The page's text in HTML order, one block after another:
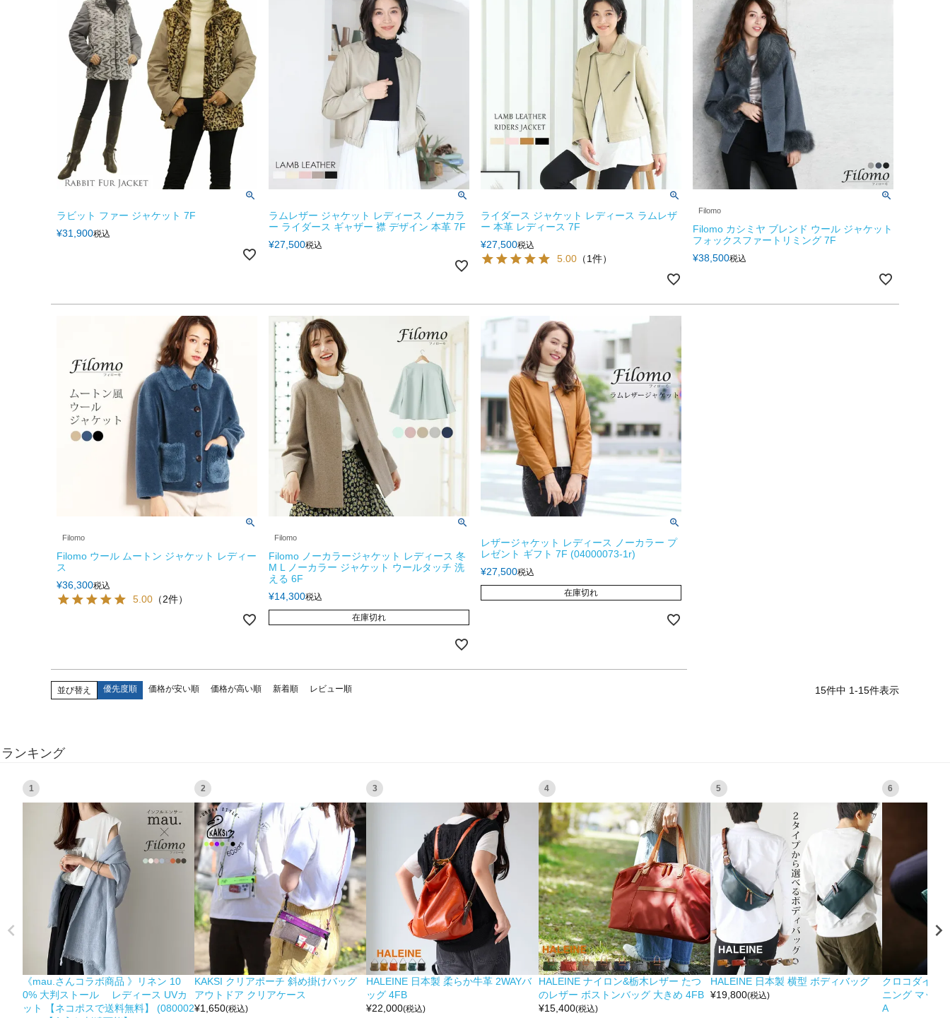
ラビット ファー ジャケット 7F
¥31,900税込
ラムレザー ジャケット レディース ノーカラ
ー ライダース ギャザー 襟 デザイン 本革 7F
¥27,500税込
ライダース ジャケット レディース ラムレザ
ー 本革 レディース 7F
¥27,500税込
5.00 （1件）
Filomo
Filomo カシミヤ ブレンド ウール ジャケット
フォックスファートリミング 7F
¥38,500税込
Filomo
Filomo ウール ムートン ジャケット レディー
ス
¥36,300税込
5.00 （2件）
Filomo
Filomo ノーカラージャケット レディース 冬
M L ノーカラー ジャケット ウールタッチ 洗
える 6F
¥14,300税込
在庫切れ
レザージャケット レディース ノーカラー プ
レゼント ギフト 7F (04000073-1r)
¥27,500税込
在庫切れ
並び替え 優先度順 価格が安い順 価格が高い順 新着順 レビュー順 15件中 1-15件表示
ランキング
1
《mau.さんコラボ商品 》リネン 10
0% 大判ストール レディース UVカ
ット 【ネコポスで送料無料】 (080002
2
KAKSI クリアポーチ 斜め掛けバッグ
アウトドア クリアケース
¥1,650(税込)
3
HALEINE 日本製 柔らか牛革 2WAYバ
ッグ 4FB
¥22,000(税込)
4
HALEINE ナイロン&栃木レザー たつ
のレザー ボストンバッグ 大きめ 4FB
¥15,400(税込)
5
HALEINE 日本製 横型 ボディバッグ
¥19,800(税込)
6
クロコダイル
ニング マット
A